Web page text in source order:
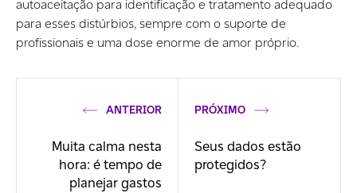
autoaceitação para identificação e tratamento adequado
para esses distúrbios, sempre com o suporte de
profissionais e uma dose enorme de amor próprio.
ANTERIOR
Muita calma nesta
hora: é tempo de
planejar gastos
PRÓXIMO
Seus dados estão
protegidos?